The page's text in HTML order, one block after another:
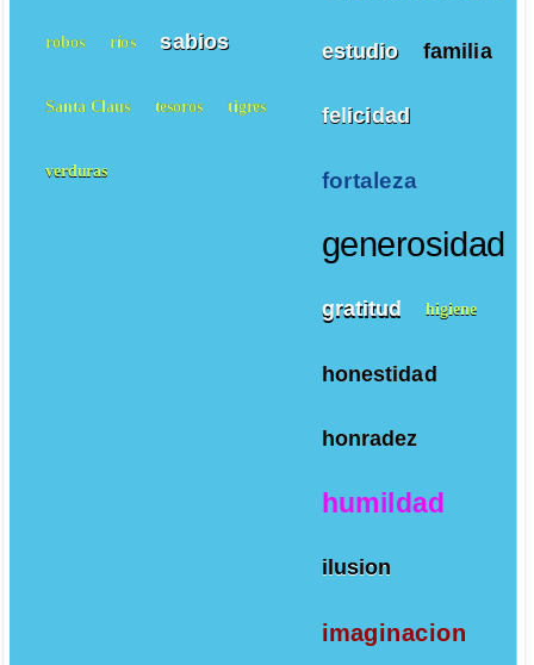
estudio familia
felicidad
fortaleza
generosidad
gratitud higiene
honestidad
honradez
humildad
ilusion
imaginacion
robos ríos sabios
Santa Claus tesoros tigres
verduras